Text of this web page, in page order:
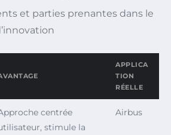
et parties prenantes dans le
APPLICA
TION
RÉELLE
centrée
stimule la
Airbus